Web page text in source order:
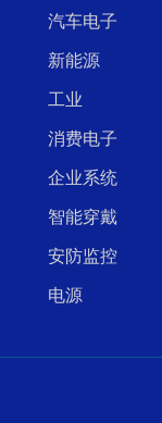
汽车电子
新能源
工业
消费电子
企业系统
智能穿戴
安防监控
电源